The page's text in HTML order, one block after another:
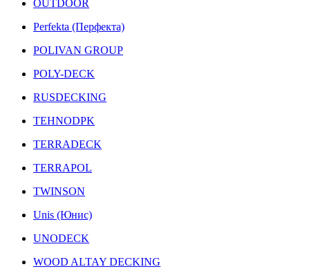
OUTDOOR
Perfekta (Перфекта)
POLIVAN GROUP
POLY-DECK
RUSDECKING
TEHNODPK
TERRADECK
TERRAPOL
TWINSON
Unis (Юнис)
UNODECK
WOOD ALTAY DECKING